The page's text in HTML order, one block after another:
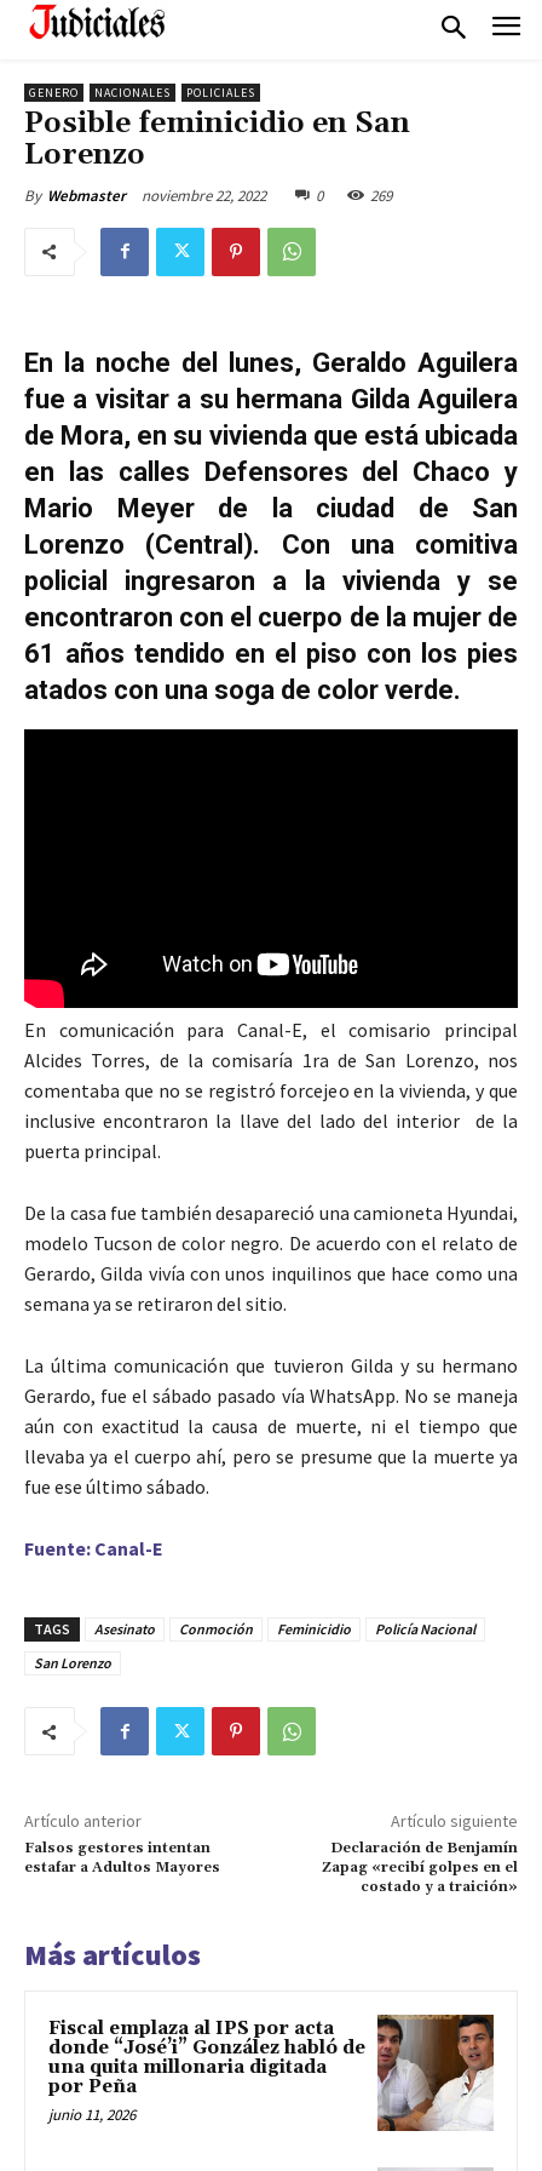
GENERO NACIONALES POLICIALES
Posible feminicidio en San
Lorenzo
By Webmaster noviembre 22, 2022 0 269
En la noche del lunes, Geraldo Aguilera
fue a visitar a su hermana Gilda Aguilera
de Mora, en su vivienda que está ubicada
en las calles Defensores del Chaco y
Mario Meyer de la ciudad de San
Lorenzo (Central). Con una comitiva
policial ingresaron a la vivienda y se
encontraron con el cuerpo de la mujer de
61 años tendido en el piso con los pies
atados con una soga de color verde.
En comunicación para Canal-E, el comisario principal
Alcides Torres, de la comisaría 1ra de San Lorenzo, nos
comentaba que no se registró forcejeo en la vivienda, y que
inclusive encontraron la llave del lado del interior de la
puerta principal.
De la casa fue también desapareció una camioneta Hyundai,
modelo Tucson de color negro. De acuerdo con el relato de
Gerardo, Gilda vivía con unos inquilinos que hace como una
semana ya se retiraron del sitio.
La última comunicación que tuvieron Gilda y su hermano
Gerardo, fue el sábado pasado vía WhatsApp. No se maneja
aún con exactitud la causa de muerte, ni el tiempo que
llevaba ya el cuerpo ahí, pero se presume que la muerte ya
fue ese último sábado.
Fuente: Canal-E
TAGS Asesinato Conmoción Feminicidio
Policía Nacional
San Lorenzo
Artículo anterior
Falsos gestores intentan
estafar a Adultos Mayores
Artículo siguiente
Declaración de Benjamín
Zapag «recibí golpes en el
costado y a traición»
Más artículos
Fiscal emplaza al IPS por acta
donde “José’i” González habló de
una quita millonaria digitada
por Peña
junio 11, 2026